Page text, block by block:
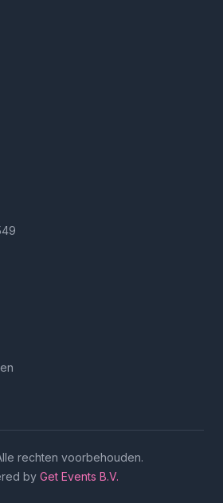
rechten voorbehouden.
by Get Events B.V.